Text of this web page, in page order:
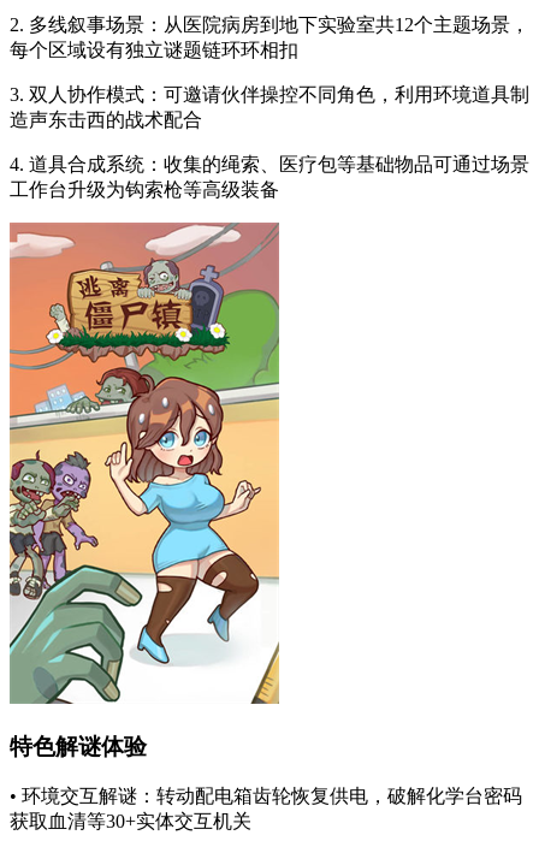
2. 多线叙事场景：从医院病房到地下实验室共12个主题场景，
每个区域设有独立谜题链环环相扣
3. 双人协作模式：可邀请伙伴操控不同角色，利用环境道具制
造声东击西的战术配合
4. 道具合成系统：收集的绳索、医疗包等基础物品可通过场景
工作台升级为钩索枪等高级装备
特色解谜体验
• 环境交互解谜：转动配电箱齿轮恢复供电，破解化学台密码
获取血清等30+实体交互机关